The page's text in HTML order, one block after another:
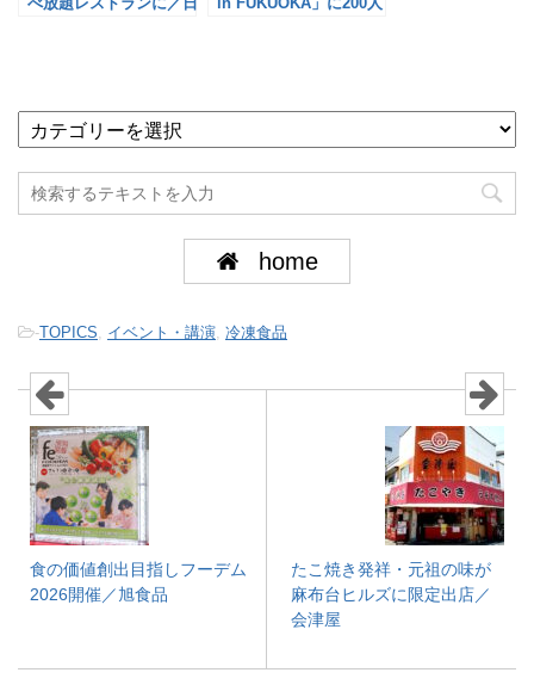
home
-TOPICS イベント・講演 冷凍食品
食の価値創出目指しフーデム
2026開催／旭食品
たこ焼き発祥・元祖の味が
麻布台ヒルズに限定出店／
会津屋